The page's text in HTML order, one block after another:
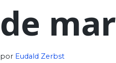
de mar
por Eudald Zerbst